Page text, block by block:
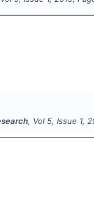
, Vol 5, Issue 1,